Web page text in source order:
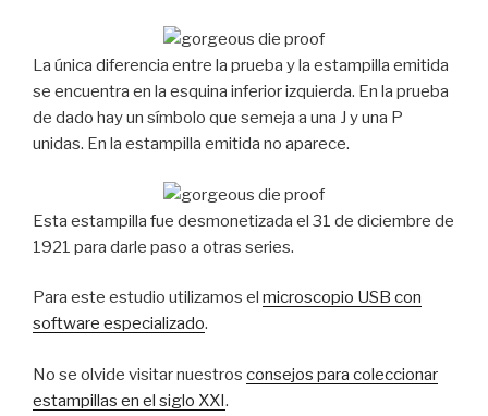
La única diferencia entre la prueba y la estampilla emitida
se encuentra en la esquina inferior izquierda. En la prueba
de dado hay un símbolo que semeja a una J y una P
unidas. En la estampilla emitida no aparece.
Esta estampilla fue desmonetizada el 31 de diciembre de
1921 para darle paso a otras series.
Para este estudio utilizamos el microscopio USB con
software especializado.
No se olvide visitar nuestros consejos para coleccionar
estampillas en el siglo XXI.